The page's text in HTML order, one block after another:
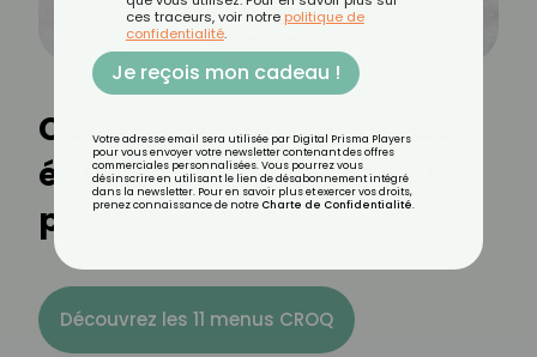
Comment faire un repas
équilibré pour perdre du
poids ?
Découvrez les 11 menus CROQ
ces traceurs, voir notre politique de
confidentialité.
Je reçois mon cadeau !
Votre adresse email sera utilisée par Digital Prisma Players
pour vous envoyer votre newsletter contenant des offres
commerciales personnalisées. Vous pourrez vous
désinscrire en utilisant le lien de désabonnement intégré
dans la newsletter. Pour en savoir plus et exercer vos droits,
prenez connaissance de notre Charte de Confidentialité.